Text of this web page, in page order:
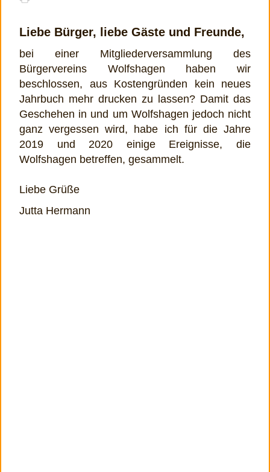
Liebe Bürger, liebe Gäste und Freunde,
bei einer Mitgliederversammlung des
Bürgervereins Wolfshagen haben wir
beschlossen, aus Kostengründen kein neues
Jahrbuch mehr drucken zu lassen? Damit das
Geschehen in und um Wolfshagen jedoch nicht
ganz vergessen wird, habe ich für die Jahre
2019 und 2020 einige Ereignisse, die
Wolfshagen betreffen, gesammelt.
Liebe Grüße
Jutta Hermann